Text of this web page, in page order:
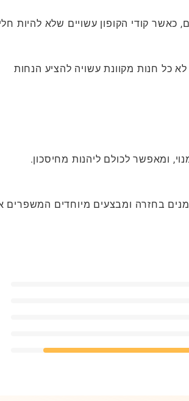
קודי הקופון עשויים שלא להיות
כל חנות מקוונת עשויה להציע הנחות
ומאפשר לכולם ליהנות מחיסכון.
בחזרה ומבצעים מיוחדים המשפרים